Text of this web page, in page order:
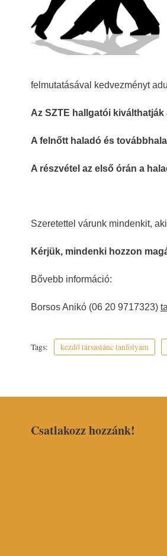
felmutatásával kedvezményt
Az SZTE hallgatói
A felnőtt haladó és
A részvétel az első órán a
Szeretettel várunk mindenkit,
Kérjük, mindenki hozzon
Bővebb információ:
Borsos Anikó (06 20 9717323)
Tags: kezdő társastánc tanfolyam
Csatlakozz hozzánk!